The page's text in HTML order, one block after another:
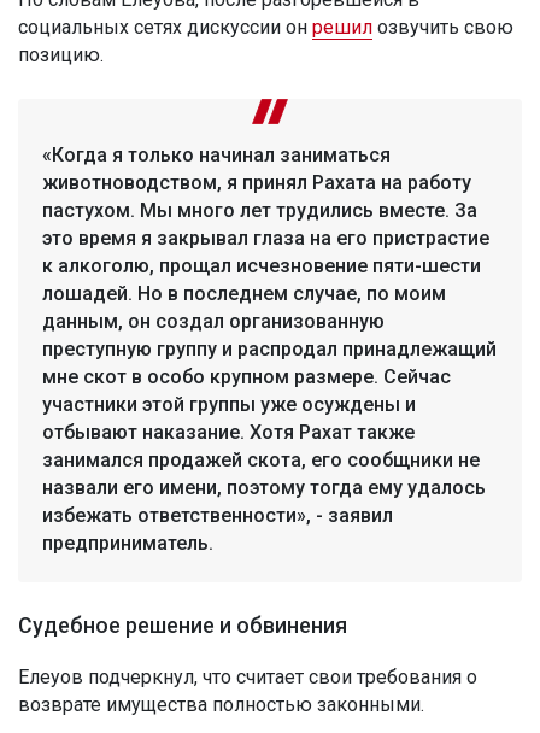
социальных сетях дискуссии он решил озвучить свою
позицию.
«Когда я только начинал заниматься
животноводством, я принял Рахата на работу
пастухом. Мы много лет трудились вместе. За
это время я закрывал глаза на его пристрастие
к алкоголю, прощал исчезновение пяти-шести
лошадей. Но в последнем случае, по моим
данным, он создал организованную
преступную группу и распродал принадлежащий
мне скот в особо крупном размере. Сейчас
участники этой группы уже осуждены и
отбывают наказание. Хотя Рахат также
занимался продажей скота, его сообщники не
назвали его имени, поэтому тогда ему удалось
избежать ответственности», - заявил
предприниматель.
Судебное решение и обвинения
Елеуов подчеркнул, что считает свои требования о
возврате имущества полностью законными.